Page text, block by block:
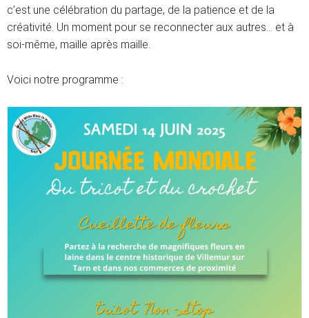
c’est une célébration du partage, de la patience et de la
créativité. Un moment pour se reconnecter aux autres… et à
soi-même, maille après maille.
Voici notre programme :